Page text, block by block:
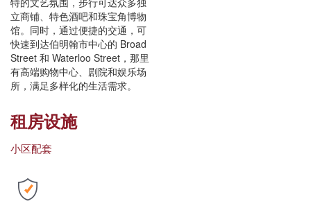
立商铺、特色酒吧和珠宝角博物
馆。同时，通过便捷的交通，可
快速到达伯明翰市中心的 Broad
Street 和 Waterloo Street，那里
有高端购物中心、剧院和娱乐场
所，满足多样化的生活需求。
租房设施
小区配套